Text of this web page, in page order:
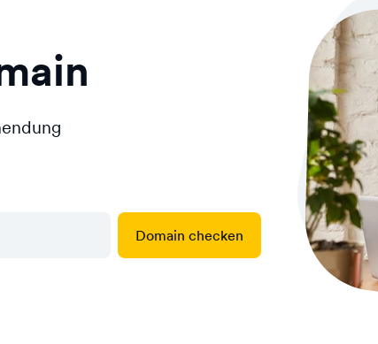
Domain checken